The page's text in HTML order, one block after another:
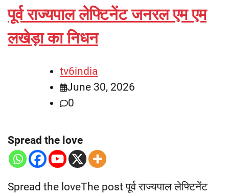
पूर्व राज्यपाल लेफ्टिनेंट जनरल एम एम
लखेड़ा का निधन
tv6india
June 30, 2026
0
Spread the love
Spread the loveThe post पूर्व राज्यपाल लेफ्टिनेंट